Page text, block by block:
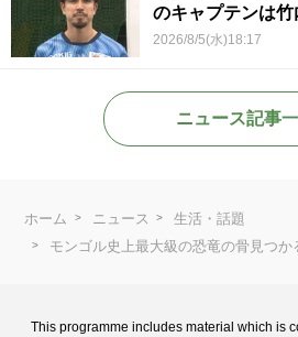
のキャプテンは竹
2026/8/5(水)18:17
ニュース記事
ホーム ニュース
生活・話題
モンゴル史上最大級の恐竜の骨見つ
This programme includes material which is